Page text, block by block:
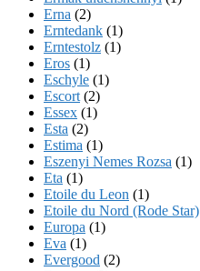
Erna (2)
Erntedank (1)
Erntestolz (1)
Eros (1)
Eschyle (1)
Escort (2)
Essex (1)
Esta (2)
Estima (1)
Eszenyi Nemes Rozsa (1)
Eta (1)
Etoile du Leon (1)
Etoile du Nord (Rode Star)
Europa (1)
Eva (1)
Evergood (2)